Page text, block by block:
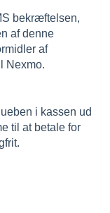
bekræftelsen,
af denne
af
Nexmo.
i kassen ud
til at betale for